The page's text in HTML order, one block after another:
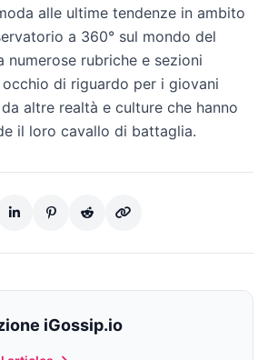
alle ultime tendenze in ambito
a 360° sul mondo del
numerose rubriche e sezioni
di riguardo per i giovani
altre realtà e culture che hanno
il loro cavallo di battaglia.
iGossip.io